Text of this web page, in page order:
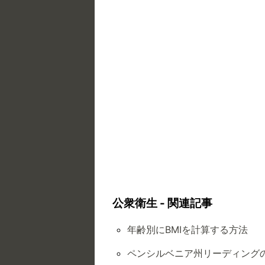
公衆衛生 - 関連記事
年齢別にBMIを計算する方法
ペンシルベニア州リーディング